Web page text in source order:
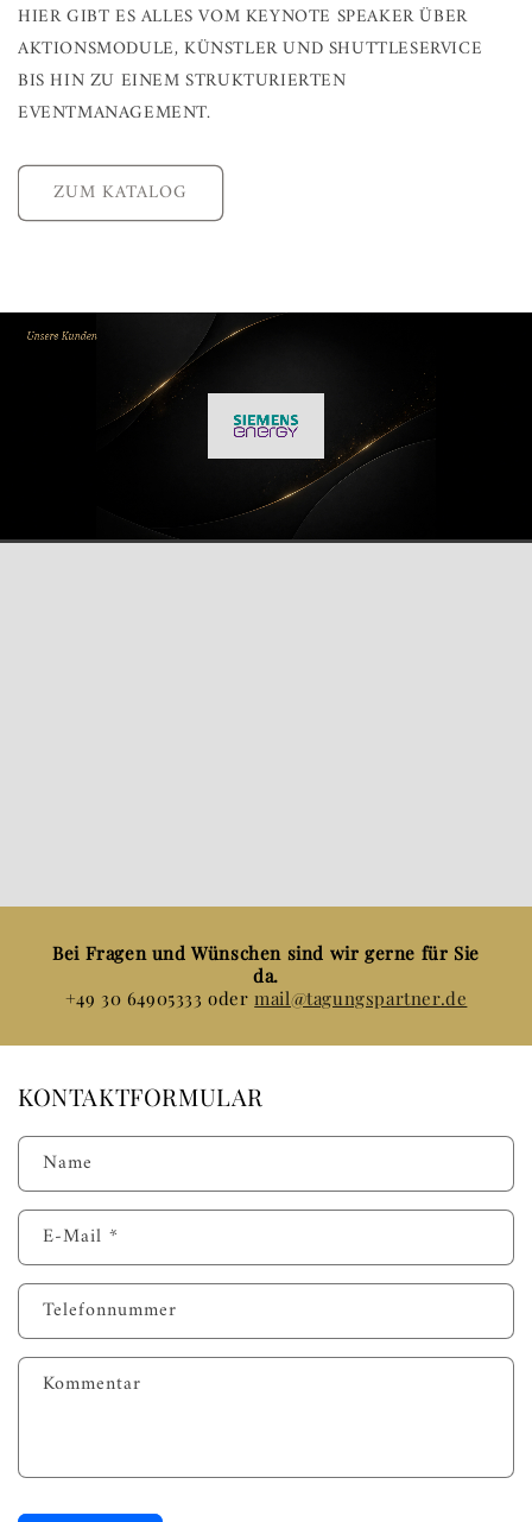
HIER GIBT ES ALLES VOM KEYNOTE SPEAKER ÜBER
AKTIONSMODULE, KÜNSTLER UND SHUTTLESERVICE
BIS HIN ZU EINEM STRUKTURIERTEN
EVENTMANAGEMENT.
ZUM KATALOG
Bei Fragen und Wünschen sind wir gerne für Sie
da.
+49 30 64905333 odermail@tagungspartner.de
KONTAKTFORMULAR
Name
E-Mail *
Telefonnummer
Kommentar